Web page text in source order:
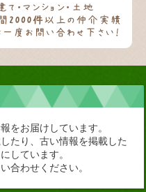
をお届けしています。
たり、古い情報を掲載した
しています。
合わせください。